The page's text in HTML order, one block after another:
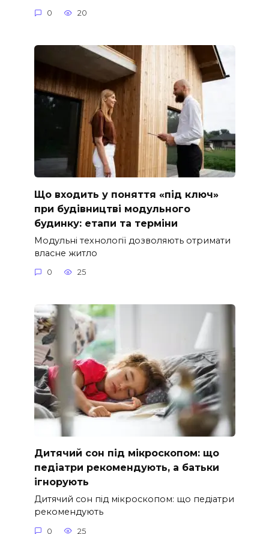
0 20
Що входить у поняття «під ключ»
при будівництві модульного
будинку: етапи та терміни
Модульні технології дозволяють отримати
власне житло
0 25
Дитячий сон під мікроскопом: що
педіатри рекомендують, а батьки
ігнорують
Дитячий сон під мікроскопом: що педіатри
рекомендують
0 25